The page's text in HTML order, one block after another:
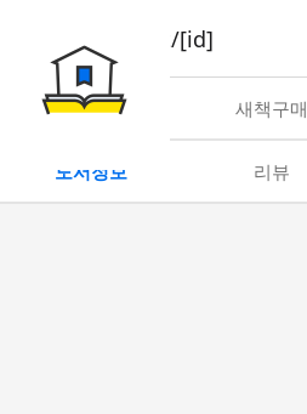
book/rent/[id]
대여 새책구매
도서정보 리뷰